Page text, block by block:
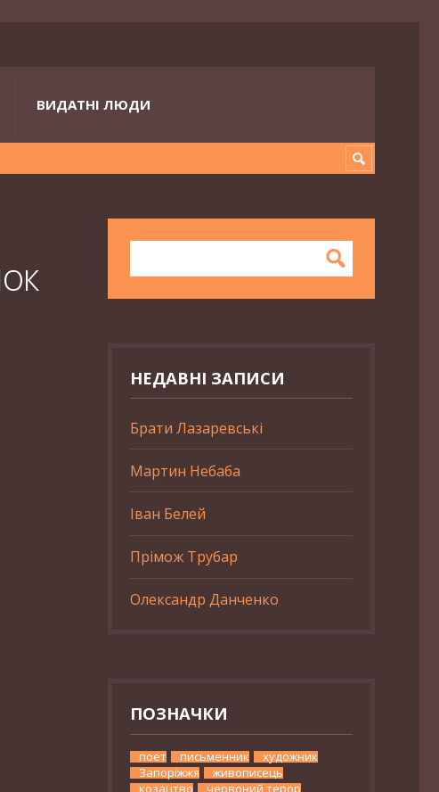
ВИДАТНІ ЛЮДИ
НЕДАВНІ ЗАПИСИ
Брати Лазаревські
Мартин Небаба
Іван Белей
Прімож Трубар
Олександр Данченко
ПОЗНАЧКИ
поет письменник
художник
Запоріжжя
живописець
козацтво
червоний терор